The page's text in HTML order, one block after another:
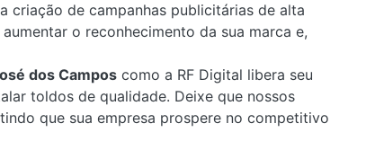
criação de campanhas publicitárias de alta
o reconhecimento da sua marca e,
dos Campos como a RF Digital libera seu
toldos de qualidade. Deixe que nossos
que sua empresa prospere no competitivo